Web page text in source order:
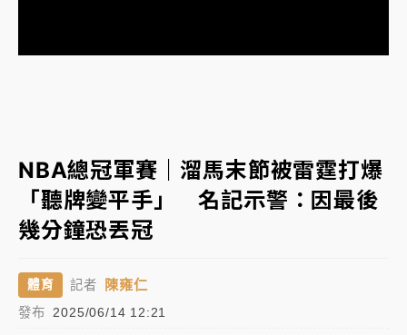
及載板皆走弱
周六起展出延長至晚上7時
台東農業處長涉圖利渡假村！東檢抗告成功 今重開羈
押庭
父親節泡湯了！中颱白海豚雨彈轟3天 「紅到發紫」降
雨熱區曝
NBA總冠軍賽｜溜馬末節被雷霆打爆
「聽牌變平手」 名記示警：因最後
幾分鐘恐丟冠
體育 記者 陳雍仁
發布 2025/06/14 12:21